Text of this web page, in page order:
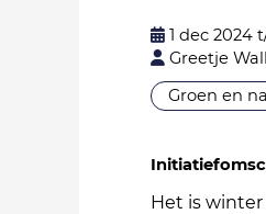
1 dec 2024
Greetje
Groen en
Het is